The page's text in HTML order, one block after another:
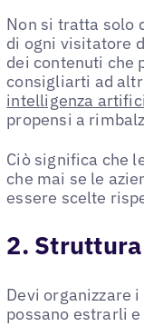
Non si tratta solo
di ogni visitatore
dei contenuti che
consigliarti ad
intelligenza
propensi a
Ciò significa che
che mai se le
essere scelte
2.
Devi organizzare
possano estrarli